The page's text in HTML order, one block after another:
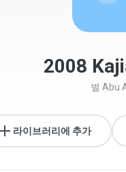
2008
별 Abu
라이브러리에 추가